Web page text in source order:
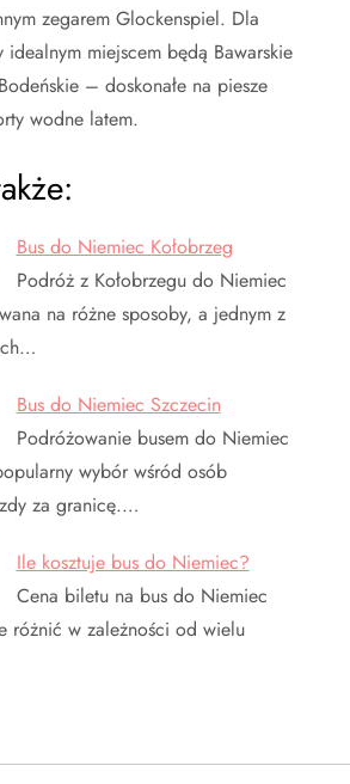
zegarem Glockenspiel. Dla
idealnym miejscem będą Bawarskie
– doskonałe na piesze
wodne latem.
Bus do Niemiec Kołobrzeg
Podróż z Kołobrzegu do Niemiec
na różne sposoby, a jednym z
Bus do Niemiec Szczecin
Podróżowanie busem do Niemiec
wybór wśród osób
za granicę.…
Ile kosztuje bus do Niemiec?
Cena biletu na bus do Niemiec
różnić w zależności od wielu